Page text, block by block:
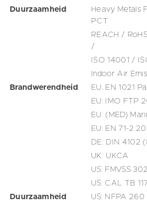
Duurzaamheid
Heavy Metals
PCT
REACH /
/
ISO 14001 /
Indoor Air
Brandwerendheid
EU: EN 1021
EU: IMO FTP
EU: (MED)
EU: EN 71-
DE: DIN 4102
UK: UKCA
US: FMVSS 302
US: CAL TB
Duurzaamheid
US: NFPA 260